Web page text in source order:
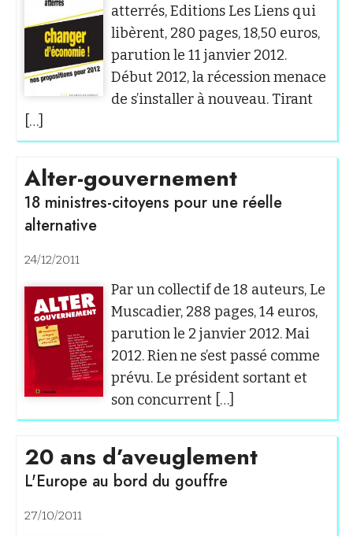
atterrés, Editions Les Liens qui
libèrent, 280 pages, 18,50 euros,
parution le 11 janvier 2012.
Début 2012, la récession menace
de s’installer à nouveau. Tirant
[…]
Alter-gouvernement
18 ministres-citoyens pour une réelle
alternative
24/12/2011
Par un collectif de 18 auteurs, Le
Muscadier, 288 pages, 14 euros,
parution le 2 janvier 2012. Mai
2012. Rien ne s’est passé comme
prévu. Le président sortant et
son concurrent […]
20 ans d’aveuglement
L'Europe au bord du gouffre
27/10/2011